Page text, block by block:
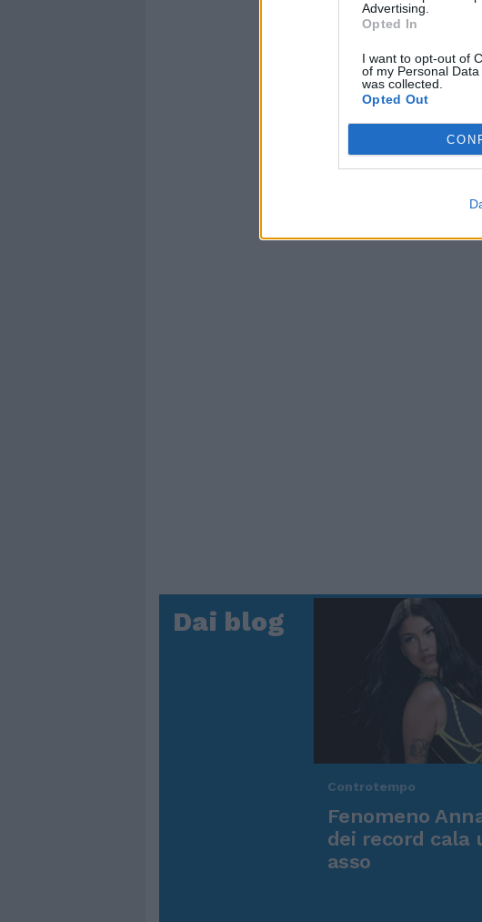
Advertising.
Opted In
I want to opt-out of
of my Personal
was collected.
Opted Out
Dai blog
Controtempo
Fenomeno
dei record cala
asso